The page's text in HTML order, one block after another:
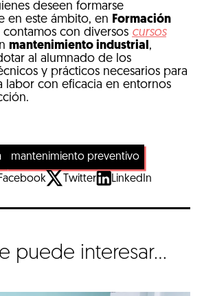
deseen formarse
en este ámbito, en Formación
contamos con diversos cursos
mantenimiento industrial ,
al alumnado de los
y prácticos necesarios para
labor con eficacia en entornos
mantenimiento preventivo
Facebook Twitter LinkedIn
puede interesar...